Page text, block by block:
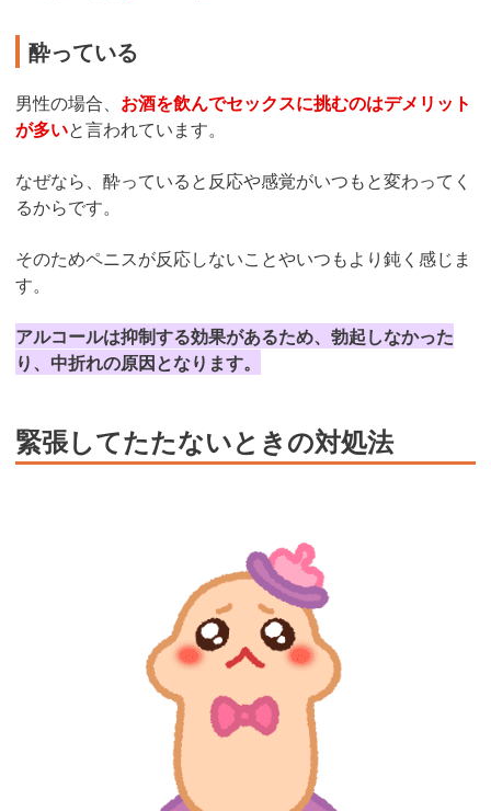
酔っている
男性の場合、 お酒を飲んでセックスに挑むのはデメリット
が多いと言われています。
なぜなら、酔っていると反応や感覚がいつもと変わってく
るからです。
そのためペニスが反応しないことやいつもより鈍く感じま
す。
アルコールは抑制する効果があるため、勃起しなかった
り、中折れの原因となります。
緊張してたたないときの対処法